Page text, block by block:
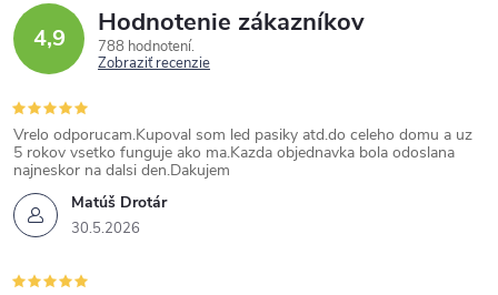
4,9 Hodnotenie zákazníkov
788 hodnotení
Zobraziť recenzie
Matúš Drotár
30.5.2026
Vrelo odporucam.Kupoval som led pasiky atd.do celeho domu a uz
5 rokov vsetko funguje ako ma.Kazda objednavka bola odoslana
najneskor na dalsi den.Dakujem